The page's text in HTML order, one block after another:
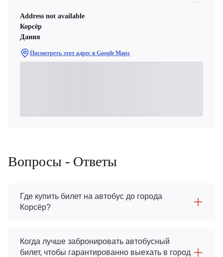
Address not available
Корсёр
Дания
Посмотреть этот адрес в Google Maps
Вопросы - Ответы
Где купить билет на автобус до города
Корсёр?
Когда лучше забронировать автобусный
билет, чтобы гарантированно выехать в город